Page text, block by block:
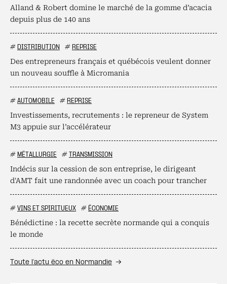
Alland & Robert domine le marché de la gomme d’acacia
depuis plus de 140 ans
# DISTRIBUTION # REPRISE
Des entrepreneurs français et québécois veulent donner
un nouveau souffle à Micromania
# AUTOMOBILE # REPRISE
Investissements, recrutements : le repreneur de System
M3 appuie sur l’accélérateur
# MÉTALLURGIE # TRANSMISSION
Indécis sur la cession de son entreprise, le dirigeant
d'AMT fait une randonnée avec un coach pour trancher
# VINS ET SPIRITUEUX # ÉCONOMIE
Bénédictine : la recette secrète normande qui a conquis
le monde
Toute l’actu éco en Normandie